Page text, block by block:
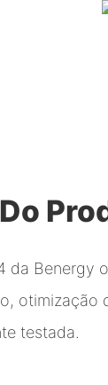
da Benergy
otimização
testada.